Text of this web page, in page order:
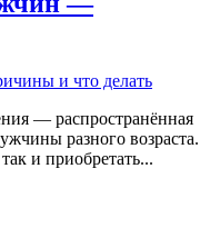
— распространённая
разного возраста.
и приобретать...